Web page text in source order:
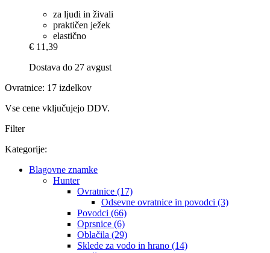
za ljudi in živali
praktičen ježek
elastično
€ 11,39
Dostava do 27 avgust
Ovratnice: 17 izdelkov
Vse cene vključujejo DDV.
Filter
Kategorije:
Blagovne znamke
Hunter
Ovratnice (17)
Odsevne ovratnice in povodci (3)
Povodci (66)
Oprsnice (6)
Oblačila (29)
Sklede za vodo in hrano (14)